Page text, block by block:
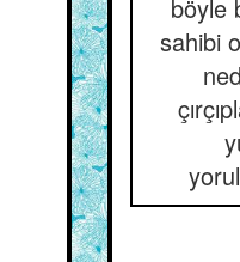
böyle
sahibi